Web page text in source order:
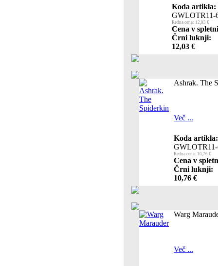
Koda artikla:
GWLOTR11-
Redna cena: 12,03 €
Cena v spletni
Črni luknji:
12,03 €
Ashrak. The
Več ...
Koda artikla:
Redna cena: 10,76 €
Cena v
Črni luknji:
10,76 €
Warg
Več ...